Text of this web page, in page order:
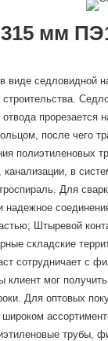
мм
седловидной
строительства.
после чего
полиэтиленовых
в
Для
надежное
Штыревой
складские
сотрудничает с
клиент мог
Для оптовых